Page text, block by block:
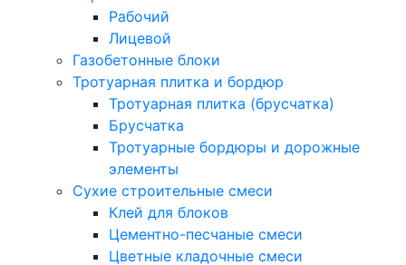
Рабочий
Лицевой
Газобетонные блоки
Тротуарная плитка и бордюр
Тротуарная плитка (брусчатка)
Брусчатка
Тротуарные бордюры и дорожные
элементы
Сухие строительные смеси
Клей для блоков
Цементно-песчаные смеси
Цветные кладочные смеси